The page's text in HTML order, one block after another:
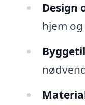
Design
hjem